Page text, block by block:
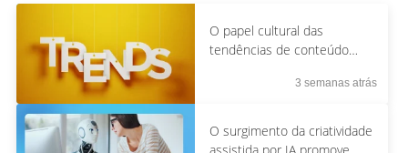
O papel cultural das
tendências de conteúdo
3 semanas atrás
O surgimento da criatividade
assistida por IA promove